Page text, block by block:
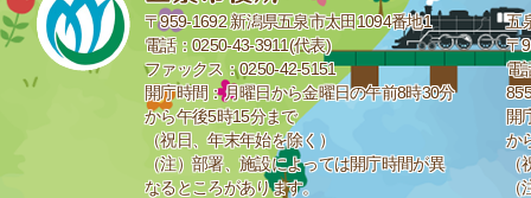
〒959-1692 新潟県五泉市太田1094番地1
電話：0250-43-3911(代表)
ファックス：0250-42-5151
開庁時間：月曜日から金曜日の午前8時30分
から午後5時15分まで
（祝日、年末年始を除く）
（注）部署、施設によっては開庁時間が異
なるところがあります。
五
〒
電
開
か